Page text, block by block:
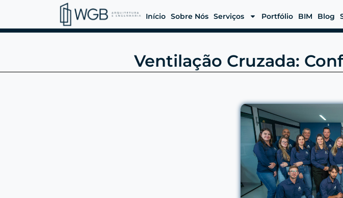
Início Sobre Nós Serviços Portfólio BIM Blog
Ventilação Cruzada: